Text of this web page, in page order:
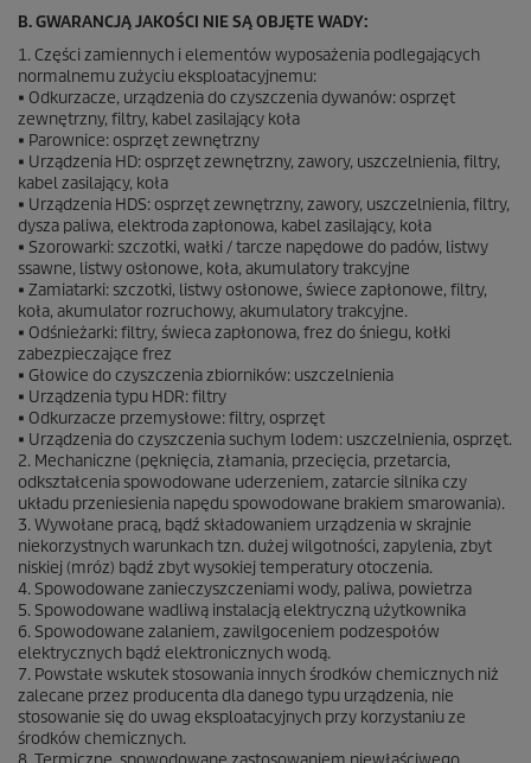
B. GWARANCJĄ JAKOŚCI NIE SĄ OBJĘTE WADY:
1. Części zamiennych i elementów wyposażenia podlegających
normalnemu zużyciu eksploatacyjnemu:
• Odkurzacze, urządzenia do czyszczenia dywanów: osprzęt
zewnętrzny, filtry, kabel zasilający koła
• Parownice: osprzęt zewnętrzny
• Urządzenia HD: osprzęt zewnętrzny, zawory, uszczelnienia, filtry,
kabel zasilający, koła
• Urządzenia HDS: osprzęt zewnętrzny, zawory, uszczelnienia, filtry,
dysza paliwa, elektroda zapłonowa, kabel zasilający, koła
• Szorowarki: szczotki, wałki / tarcze napędowe do padów, listwy
ssawne, listwy osłonowe, koła, akumulatory trakcyjne
• Zamiatarki: szczotki, listwy osłonowe, świece zapłonowe, filtry,
koła, akumulator rozruchowy, akumulatory trakcyjne.
• Odśnieżarki: filtry, świeca zapłonowa, frez do śniegu, kołki
zabezpieczające frez
• Głowice do czyszczenia zbiorników: uszczelnienia
• Urządzenia typu HDR: filtry
• Odkurzacze przemysłowe: filtry, osprzęt
• Urządzenia do czyszczenia suchym lodem: uszczelnienia, osprzęt.
2. Mechaniczne (pęknięcia, złamania, przecięcia, przetarcia,
odkształcenia spowodowane uderzeniem, zatarcie silnika czy
układu przeniesienia napędu spowodowane brakiem smarowania).
3. Wywołane pracą, bądź składowaniem urządzenia w skrajnie
niekorzystnych warunkach tzn. dużej wilgotności, zapylenia, zbyt
niskiej (mróz) bądź zbyt wysokiej temperatury otoczenia.
4. Spowodowane zanieczyszczeniami wody, paliwa, powietrza
5. Spowodowane wadliwą instalacją elektryczną użytkownika
6. Spowodowane zalaniem, zawilgoceniem podzespołów
elektrycznych bądź elektronicznych wodą.
7. Powstałe wskutek stosowania innych środków chemicznych niż
zalecane przez producenta dla danego typu urządzenia, nie
stosowanie się do uwag eksploatacyjnych przy korzystaniu ze
środków chemicznych.